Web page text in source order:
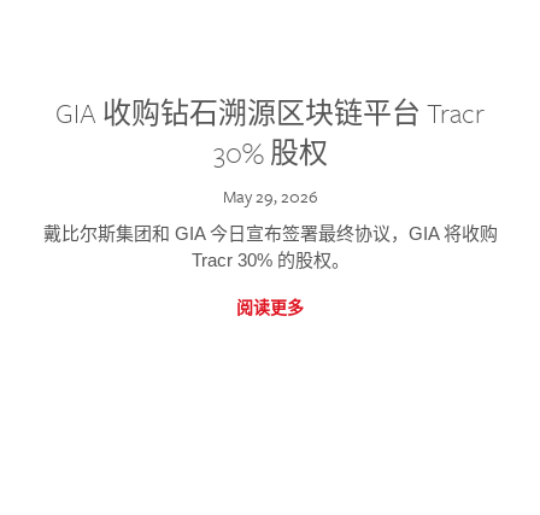
GIA 收购钻石溯源区块链平台 Tracr
30% 股权
May 29, 2026
戴比尔斯集团和 GIA 今日宣布签署最终协议，GIA 将收购
Tracr 30% 的股权。
阅读更多